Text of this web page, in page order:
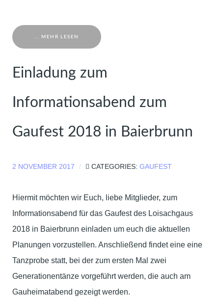
... MEHR LESEN
Einladung zum
Informationsabend zum
Gaufest 2018 in Baierbrunn
2 NOVEMBER 2017 CATEGORIES: GAUFEST
Hiermit möchten wir Euch, liebe Mitglieder, zum
Informationsabend für das Gaufest des Loisachgaus
2018 in Baierbrunn einladen um euch die aktuellen
Planungen vorzustellen. Anschließend findet eine eine
Tanzprobe statt, bei der zum ersten Mal zwei
Generationentänze vorgeführt werden, die auch am
Gauheimatabend gezeigt werden.